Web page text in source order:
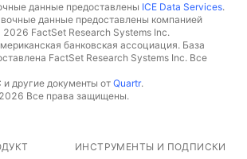
данные предоставлены ICE Data Services.
данные предоставлены компанией
FactSet Research Systems Inc.
банковская ассоциация. База
FactSet Research Systems Inc. Все
и другие документы от Quartr.
Все права защищены.
ИНСТРУМЕНТЫ И ПОДПИСКИ